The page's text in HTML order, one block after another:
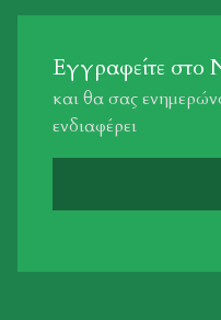
Εγγραφείτε στο
και θα σας
ενδιαφέρει